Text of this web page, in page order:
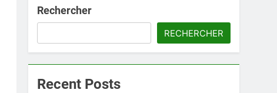
Rechercher
RECHERCHER
Recent Posts